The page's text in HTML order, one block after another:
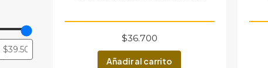
$36.700
Añadir al carrito